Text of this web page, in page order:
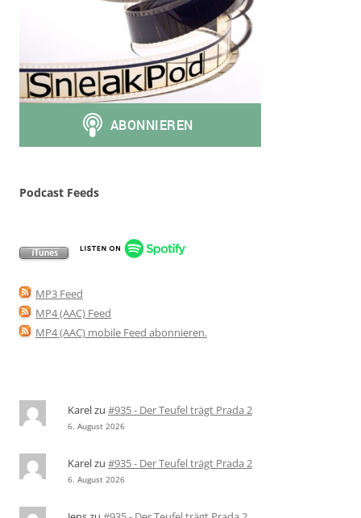
Podcast Feeds
MP3 Feed
MP4 (AAC) Feed
MP4 (AAC) mobile Feed abonnieren.
Karelzu #935 - Der Teufel trägt Prada 2
6. August 2026
Karelzu #935 - Der Teufel trägt Prada 2
6. August 2026